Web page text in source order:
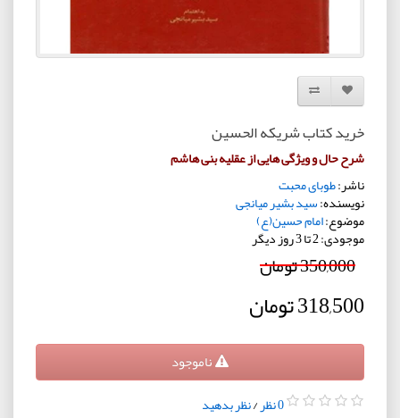
افزودن به لیست دلخواه
مقایسه این محصول
خرید کتاب شریکه الحسین
شرح حال و ویژگی هایی از عقلیه بنی هاشم
ناشر:طوبای محبت
نویسنده:سید بشیر میانجی
موضوع:امام حسین(ع)
موجودی: 2 تا 3 روز دیگر
350,000 تومان
318,500 تومان
ناموجود
0 نظر /نظر بدهید